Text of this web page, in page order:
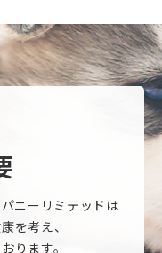
ニーリミテッドは
を考え、
ります。